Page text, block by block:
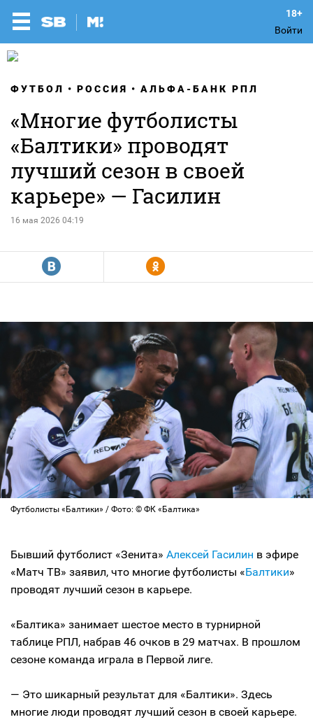
Войти
ФУТБОЛ РОССИЯ АЛЬФА-БАНК РПЛ
«Многие футболисты
«Балтики» проводят
лучший сезон в своей
карьере» — Гасилин
16 мая 2026 04:19
R Y
Футболисты «Балтики» / Фото: © ФК «Балтика»
Бывший футболист «Зенита» Алексей Гасилин в эфире
«Матч ТВ» заявил, что многие футболисты «Балтики»
проводят лучший сезон в карьере.
«Балтика» занимает шестое место в турнирной
таблице РПЛ, набрав 46 очков в 29 матчах. В прошлом
сезоне команда играла в Первой лиге.
— Это шикарный результат для «Балтики». Здесь
многие люди проводят лучший сезон в своей карьере.